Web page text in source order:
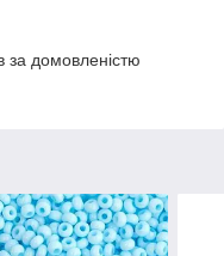
за домовленістю